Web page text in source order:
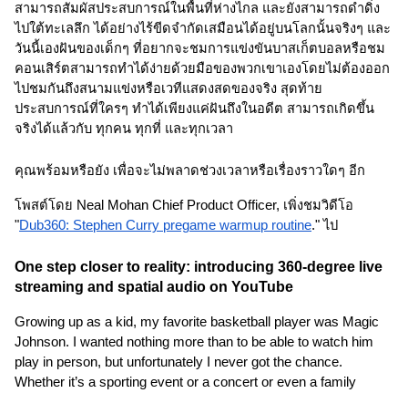
สามารถสัมผัสประสบการณ์ในพื้นที่ห่างไกล และยังสามารถดำดิ่ง
ไปใต้ทะเลลึก ได้อย่างไร้ขีดจำกัดเสมือนได้อยู่บนโลกนั้นจริงๆ และ
วันนี้เองฝันของเด็กๆ ที่อยากจะชมการแข่งขันบาสเก็ตบอลหรือชม
คอนเสิร์ตสามารถทำได้ง่ายด้วยมือของพวกเขาเองโดยไม่ต้องออก
ไปชมกันถึงสนามแข่งหรือเวทีแสดงสดของจริง สุดท้าย
ประสบการณ์ที่ใครๆ ทำได้เพียงแค่ฝันถึงในอดีต สามารถเกิดขึ้น
จริงได้แล้วกับ ทุกคน ทุกที่ และทุกเวลา
คุณพร้อมหรือยัง เพื่อจะไม่พลาดช่วงเวลาหรือเรื่องราวใดๆ อีก
โพสต์โดย Neal Mohan Chief Product Officer, เพิ่งชมวิดีโอ
"Dub360: Stephen Curry pregame warmup routine." ไป
One step closer to reality: introducing 360-degree live
streaming and spatial audio on YouTube
Growing up as a kid, my favorite basketball player was Magic
Johnson. I wanted nothing more than to be able to watch him
play in person, but unfortunately I never got the chance.
Whether it’s a sporting event or a concert or even a family